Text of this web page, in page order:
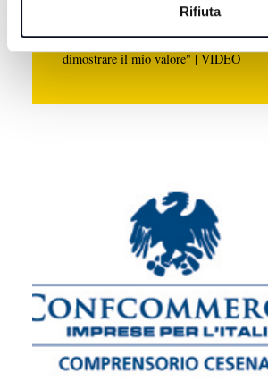
Rifiuta
CALCIO: Fiori riapre il capitolo
dimostrare il mio valore" | VIDEO